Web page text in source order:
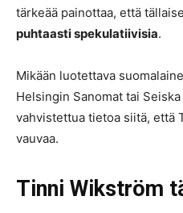
tärkeää painottaa, että
puhtaasti spekulatiivisia.
Mikään luotettava
Helsingin Sanomat tai
vahvistettua tietoa siitä, että
vauvaa.
Tinni Wikström